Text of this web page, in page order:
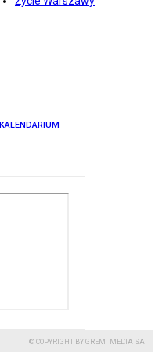
KALENDARIUM
© COPYRIGHT BY GREMI MEDIA SA